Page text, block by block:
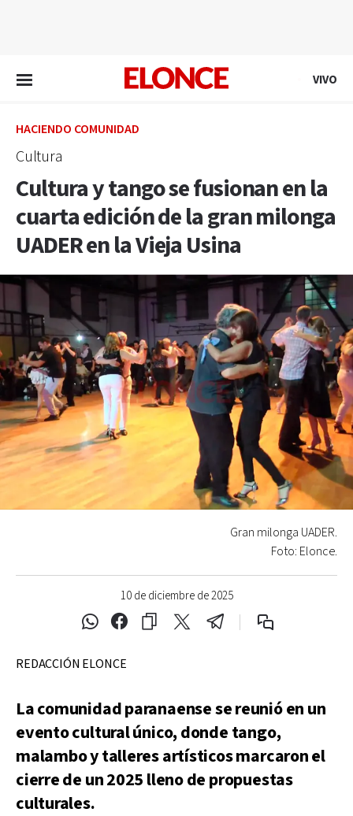
VIVO
HACIENDO COMUNIDAD
Cultura
Cultura y tango se fusionan en la
cuarta edición de la gran milonga
UADER en la Vieja Usina
10 de diciembre de 2025
Gran milonga UADER.
Foto: Elonce.
REDACCIÓN ELONCE
La comunidad paranaense se reunió en un
evento cultural único, donde tango,
malambo y talleres artísticos marcaron el
cierre de un 2025 lleno de propuestas
culturales.